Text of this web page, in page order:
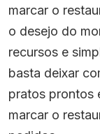
marcar o
o desejo do
recursos e
basta deixar
pratos prontos
marcar o